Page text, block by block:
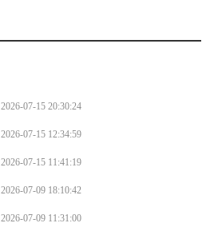
2026-07-15 20:30:24
2026-07-15 12:34:59
2026-07-15 11:41:19
2026-07-09 18:10:42
2026-07-09 11:31:00